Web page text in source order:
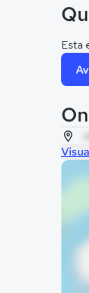
Esta